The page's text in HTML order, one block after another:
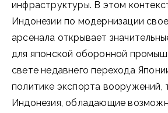
инфраструктуры. В этом
Индонезии по модернизации
арсенала открывает
для японской оборонной
свете недавнего перехода
политике экспорта вооружений,
Индонезия, обладающие